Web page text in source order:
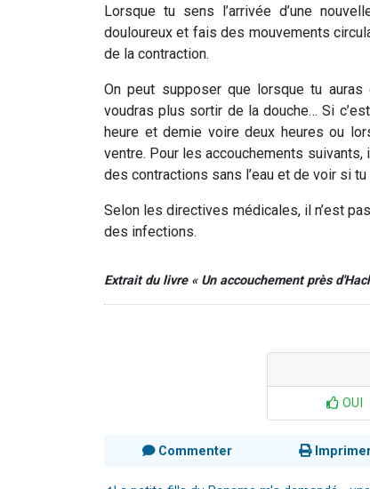
Lorsque tu sens l’arrivée d’une
douloureux et fais des mouvements
de la contraction.
On peut supposer que lorsque tu auras
voudras plus sortir de la douche… Si
heure et demie voire deux heures ou
ventre. Pour les accouchements suivants,
des contractions sans l’eau et de voir si
Selon les directives médicales, il n’est
des infections.
Extrait du livre « Un accouchement près
OUI
Commenter